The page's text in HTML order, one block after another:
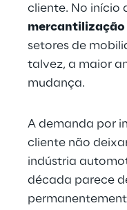
cliente. No início
mercantilização
setores de
talvez, a maior
mudança.
A demanda por
cliente não
indústria
década parece